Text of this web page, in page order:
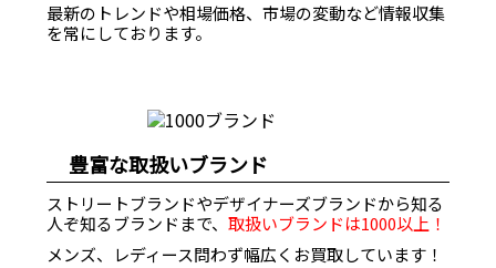
最新のトレンドや相場価格、市場の変動など情報収集
を常にしております。
豊富な取扱いブランド
ストリートブランドやデザイナーズブランドから知る
人ぞ知るブランドまで、取扱いブランドは1000以上！
メンズ、レディース問わず幅広くお買取しています！